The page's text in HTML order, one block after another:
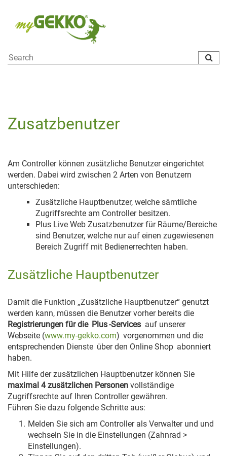
Zusatzbenutzer
Am Controller können zusätzliche Benutzer eingerichtet
werden. Dabei wird zwischen 2 Arten von Benutzern
unterschieden:
Zusätzliche Hauptbenutzer, welche sämtliche
Zugriffsrechte am Controller besitzen.
Plus Live Web Zusatzbenutzer für Räume/Bereiche
sind Benutzer, welche nur auf einen zugewiesenen
Bereich Zugriff mit Bedienerrechten haben.
Zusätzliche Hauptbenutzer
Damit die Funktion „Zusätzliche Hauptbenutzer“ genutzt
werden kann, müssen die Benutzer vorher bereits die
Registrierungen für die Plus-Services auf unserer
Webseite (www.my-gekko.com) vorgenommen und die
entsprechenden Dienste über den Online Shop abonniert
haben.
Mit Hilfe der zusätzlichen Hauptbenutzer können Sie
maximal 4 zusätzlichen Personen vollständige
Zugriffsrechte auf Ihren Controller gewähren.
Führen Sie dazu folgende Schritte aus:
Melden Sie sich am Controller als Verwalter und und
wechseln Sie in die Einstellungen (Zahnrad >
Einstellungen).